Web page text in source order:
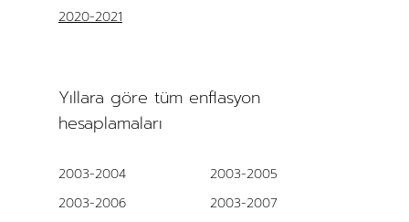
2020-2021
Yıllara göre tüm enflasyon
hesaplamaları
2003-2004
2003-2005
2003-2006
2003-2007